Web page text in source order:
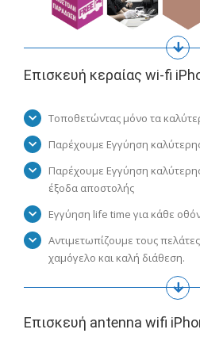
Επισκευή κεραίας wi-fi
Τοποθετώντας μόνο τα
Παρέχουμε Εγγύηση
Παρέχουμε Εγγύηση
έξοδα αποστολής
Εγγύηση life time για κάθε
Αντιμετωπίζουμε τους
χαμόγελο και καλή διάθεση.
Επισκευή antenna wifi